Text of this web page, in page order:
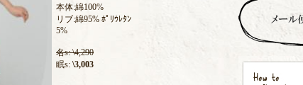
本体:綿100%
リブ:綿95% ﾎﾟﾘｳﾚﾀﾝ
5%
名s: \4,290
眠s: \3,003